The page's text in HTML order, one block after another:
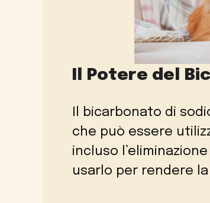
Il Potere del
Il bicarbonato di
che può essere
incluso
usarlo per rendere